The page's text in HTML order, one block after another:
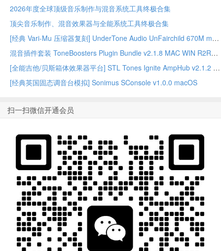
2026年度全球顶级音乐制作与混音系统工具终极合集
顶尖音乐制作、混音效果器与全能系统工具终极合集
[经典 Vari-Mu 压缩器复刻] UnderTone Audio UnFairchild 670M mkII v1.0.8 WiN/MAC – BUBBiX
混音插件套装 ToneBoosters Plugin Bundle v2.1.8 MAC WIN R2R版本
[全能吉他/贝斯箱体效果器平台] STL Tones Ignite AmpHub v2.1.2 2026.07 WiN – ItUsed
[经典英国固态调音台模拟] Sonimus SConsole v1.0.0 macOS
扫一扫微信开通会员